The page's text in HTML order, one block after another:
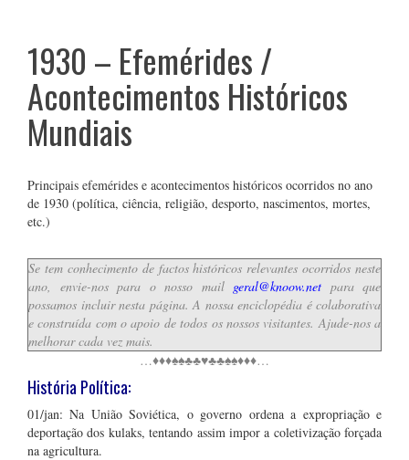
1930 – Efemérides /
Acontecimentos Históricos
Mundiais
Principais efemérides e acontecimentos históricos ocorridos no ano
de 1930 (política, ciência, religião, desporto, nascimentos, mortes,
etc.)
Se tem conhecimento de factos históricos relevantes ocorridos neste
ano, envie-nos para o nosso mail geral@knoow.net para que
possamos incluir nesta página. A nossa enciclopédia é colaborativa
e construída com o apoio de todos os nossos visitantes. Ajude-nos a
melhorar cada vez mais.
…♦♦♦♠♠♣♣♥♣♣♠♠♦♦♦…
História Política:
01/jan: Na União Soviética, o governo ordena a expropriação e
deportação dos kulaks, tentando assim impor a coletivização forçada
na agricultura.